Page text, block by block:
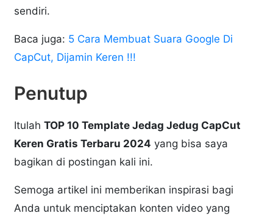
sendiri.
Baca juga: 5 Cara Membuat Suara Google Di
CapCut, Dijamin Keren !!!
Penutup
ItulahTOP 10 Template Jedag Jedug CapCut
Keren Gratis Terbaru 2024 yang bisa saya
bagikan di postingan kali ini.
Semoga artikel ini memberikan inspirasi bagi
Anda untuk menciptakan konten video yang